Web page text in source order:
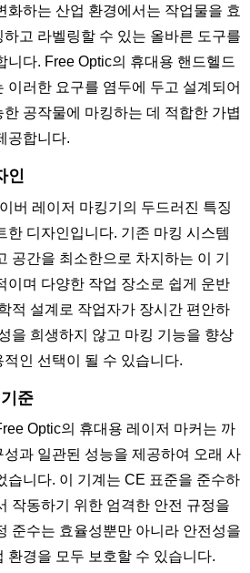
화하는 산업 환경에서는 작업물을 효
고 라벨링할 수 있는 올바른 도구를
니다. Free Optic의 휴대용 핸드헬드
이러한 요구를 염두에 두고 설계되어
공작물에 마킹하는 데 적합한 가볍
공합니다.
인
버 레이저 마킹기의 두드러진 특징
한 디자인입니다. 기존 마킹 시스템
공간을 최소한으로 차지하는 이 기
이며 다양한 작업 장소로 쉽게 운반
적 설계로 작업자가 장시간 편안하
을 희생하지 않고 마킹 기능을 향상
인 선택이 될 수 있습니다.
준
Optic의 휴대용 레이저 마커는 까
과 일관된 성능을 제공하여 오래 사
습니다. 이 기계는 CE 표준을 준수하
작동하기 위한 엄격한 안전 규정을
준수는 효율성뿐만 아니라 안전성을
환경을 모두 보호할 수 있습니다.